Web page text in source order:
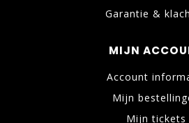
Garantie &
MIJN
Account
Mijn
Mijn tickets